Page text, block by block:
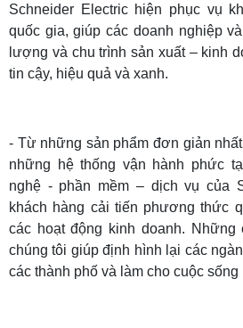
Schneider Electric hiện phục vụ
quốc gia, giúp các doanh nghiệp
lượng và chu trình sản xuất – kinh
tin cậy, hiệu quả và xanh.
- Từ những sản phẩm đơn giản
những hệ thống vận hành phức
nghệ - phần mềm – dịch vụ của
khách hàng cải tiến phương thức
các hoạt động kinh doanh. Những
chúng tôi giúp định hình lại các
các thành phố và làm cho cuộc